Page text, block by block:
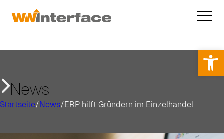
News
Startseite/News/ERP hilft Gründern im Einzelhandel